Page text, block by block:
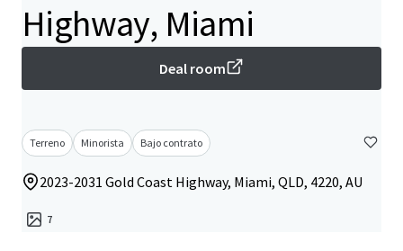
Highway, Miami
Deal room
Terreno Minorista Bajo contrato
2023-2031 Gold Coast Highway, Miami, QLD, 4220, AU
7